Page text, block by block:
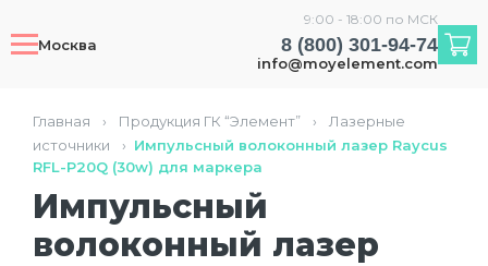
Москва
9:00 - 18:00 по МСК
8 (800) 301-94-74
info@moyelement.com
Главная › Продукция ГК “Элемент” ›
Лазерные
источники
› Импульсный волоконный лазер Raycus
RFL-P20Q (30w) для маркера
Импульсный
волоконный лазер